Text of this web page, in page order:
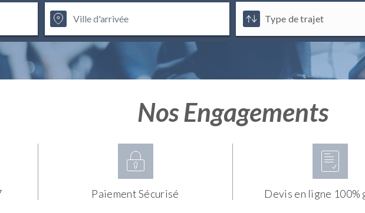
Nos Engagements
Paiement Sécurisé Devis en ligne